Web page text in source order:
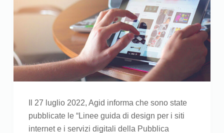
Il 27 luglio 2022, Agid informa che sono state
pubblicate le “Linee guida di design per i siti
internet e i servizi digitali della Pubblica